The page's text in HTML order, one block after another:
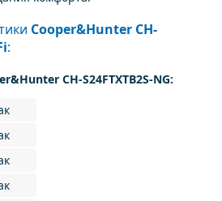
Cooper&Hunter CH-
:
CH-S24FTXTB2S-NG: